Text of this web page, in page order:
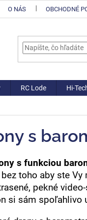
O NÁS OBCHODNÉ
RC Lode Hi-
s
s funkciou
toho aby ste
pekné
si sám spoľahlivo